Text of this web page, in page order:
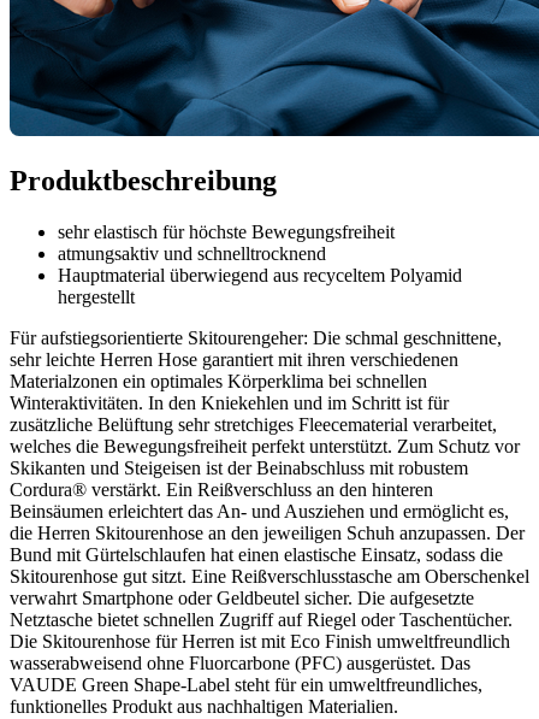
Produktbeschreibung
sehr elastisch für höchste Bewegungsfreiheit
atmungsaktiv und schnelltrocknend
Hauptmaterial überwiegend aus recyceltem Polyamid
hergestellt
Für aufstiegsorientierte Skitourengeher: Die schmal geschnittene,
sehr leichte Herren Hose garantiert mit ihren verschiedenen
Materialzonen ein optimales Körperklima bei schnellen
Winteraktivitäten. In den Kniekehlen und im Schritt ist für
zusätzliche Belüftung sehr stretchiges Fleecematerial verarbeitet,
welches die Bewegungsfreiheit perfekt unterstützt. Zum Schutz vor
Skikanten und Steigeisen ist der Beinabschluss mit robustem
Cordura® verstärkt. Ein Reißverschluss an den hinteren
Beinsäumen erleichtert das An- und Ausziehen und ermöglicht es,
die Herren Skitourenhose an den jeweiligen Schuh anzupassen. Der
Bund mit Gürtelschlaufen hat einen elastische Einsatz, sodass die
Skitourenhose gut sitzt. Eine Reißverschlusstasche am Oberschenkel
verwahrt Smartphone oder Geldbeutel sicher. Die aufgesetzte
Netztasche bietet schnellen Zugriff auf Riegel oder Taschentücher.
Die Skitourenhose für Herren ist mit Eco Finish umweltfreundlich
wasserabweisend ohne Fluorcarbone (PFC) ausgerüstet. Das
VAUDE Green Shape-Label steht für ein umweltfreundliches,
funktionelles Produkt aus nachhaltigen Materialien.